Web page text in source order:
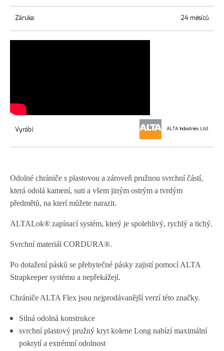
Záruka: 24 měsíců
Vyrábí: ALTA Industries Ltd.
Odolné chrániče s plastovou a zároveň pružnou svrchní částí,
která odolá kamení, suti a všem jiným ostrým a tvrdým
předmětů, na kterí můžete narazit.
ALTALok® zapínací systém, který je spolehlivý, rychlý a tichý.
Svrchní materiál CORDURA®.
Po dotažení pásků se přebytečné pásky zajistí pomocí ALTA
Strapkeeper systému a nepřekážejí.
Chrániče ALTA Flex jsou nejprodávanější verzí této značky.
Silná odolná konstrukce
svrchní plastový pružný kryt kolene Long nabízí maximální
pokrytí a extrémní odolnost